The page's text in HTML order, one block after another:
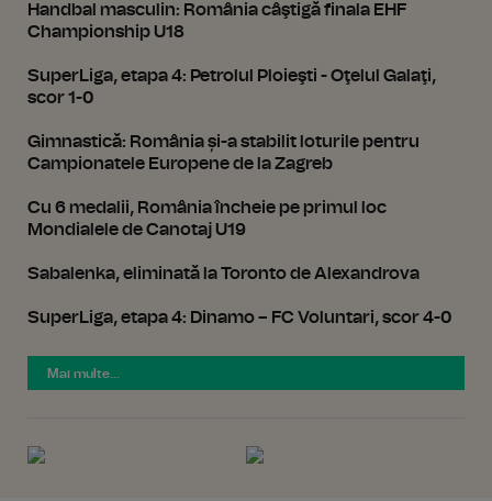
Handbal masculin: România câştigă finala EHF
Championship U18
SuperLiga, etapa 4: Petrolul Ploieşti - Oţelul Galaţi,
scor 1-0
Gimnastică: România și-a stabilit loturile pentru
Campionatele Europene de la Zagreb
Cu 6 medalii, România încheie pe primul loc
Mondialele de Canotaj U19
Sabalenka, eliminată la Toronto de Alexandrova
SuperLiga, etapa 4: Dinamo – FC Voluntari, scor 4-0
Mai multe...